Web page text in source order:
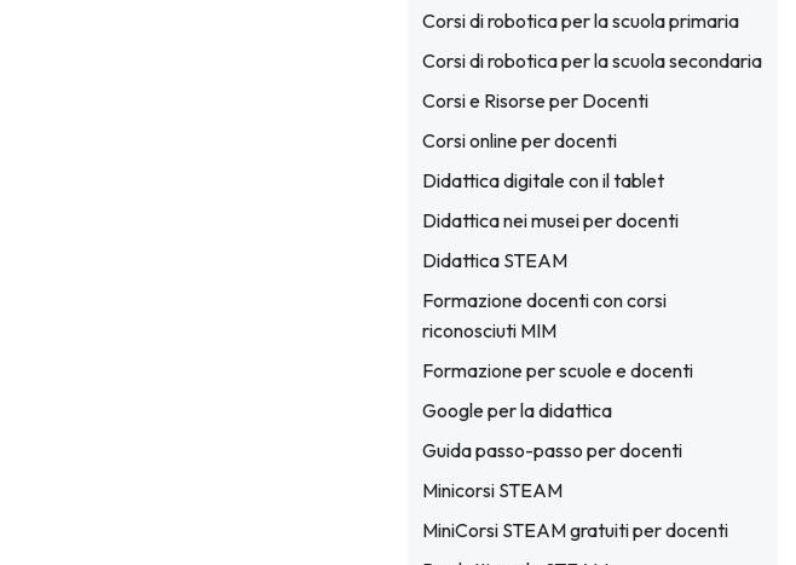
Corsi di robotica per la scuola primaria
Corsi di robotica per la scuola secondaria
Corsi e Risorse per Docenti
Corsi online per docenti
Didattica digitale con il tablet
Didattica nei musei per docenti
Didattica STEAM
Formazione docenti con corsi
riconosciuti MIM
Formazione per scuole e docenti
Google per la didattica
Guida passo-passo per docenti
Minicorsi STEAM
MiniCorsi STEAM gratuiti per docenti